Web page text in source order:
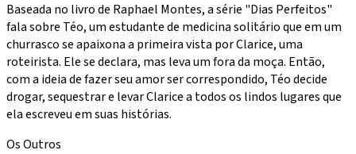
Baseada no livro de Raphael Montes, a série "Dias Perfeitos"
fala sobre Téo, um estudante de medicina solitário que em um
churrasco se apaixona a primeira vista por Clarice, uma
roteirista. Ele se declara, mas leva um fora da moça. Então,
com a ideia de fazer seu amor ser correspondido, Téo decide
drogar, sequestrar e levar Clarice a todos os lindos lugares que
ela escreveu em suas histórias.
Os Outros